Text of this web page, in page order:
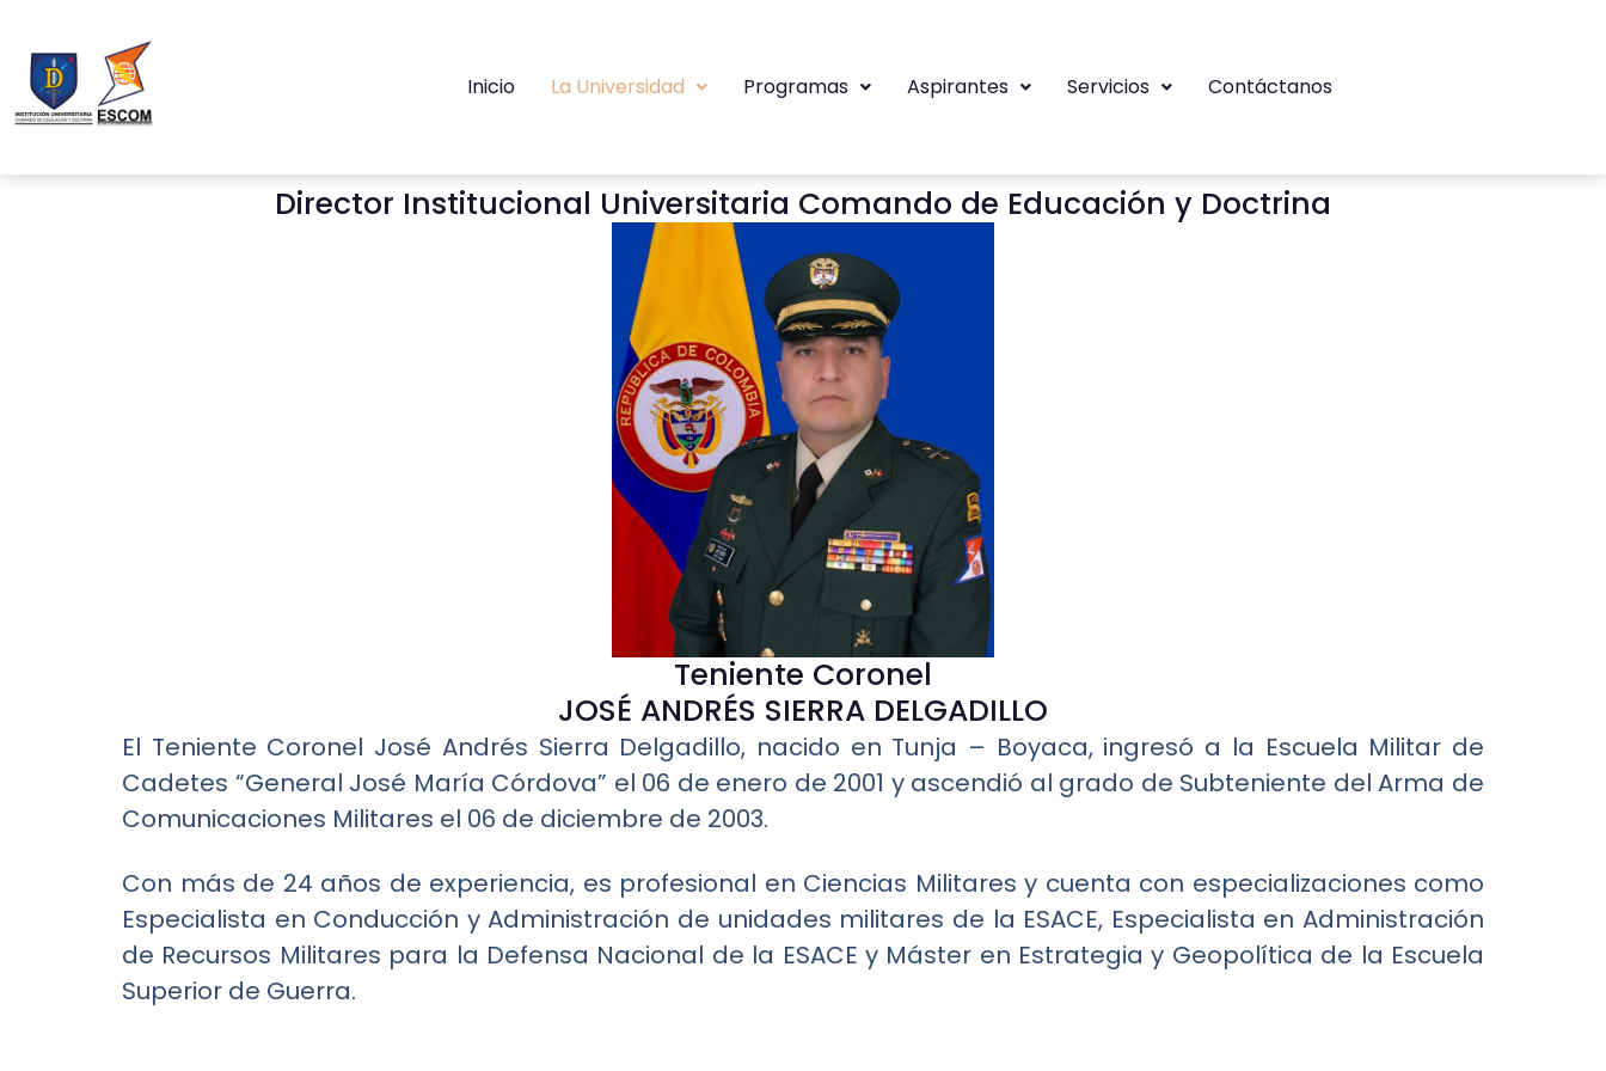
Inicio La Universidad Programas Aspirantes Servicios Contáctanos
Director Institucional Universitaria Comando de Educación y Doctrina
Teniente Coronel
JOSÉ ANDRÉS SIERRA DELGADILLO
El Teniente Coronel José Andrés Sierra Delgadillo, nacido en Tunja – Boyaca, ingresó a la Escuela Militar de
Cadetes “General José María Córdova” el 06 de enero de 2001 y ascendió al grado de Subteniente del Arma de
Comunicaciones Militares el 06 de diciembre de 2003.
Con más de 24 años de experiencia, es profesional en Ciencias Militares y cuenta con especializaciones como
Especialista en Conducción y Administración de unidades militares de la ESACE, Especialista en Administración
de Recursos Militares para la Defensa Nacional de la ESACE y Máster en Estrategia y Geopolítica de la Escuela
Superior de Guerra.